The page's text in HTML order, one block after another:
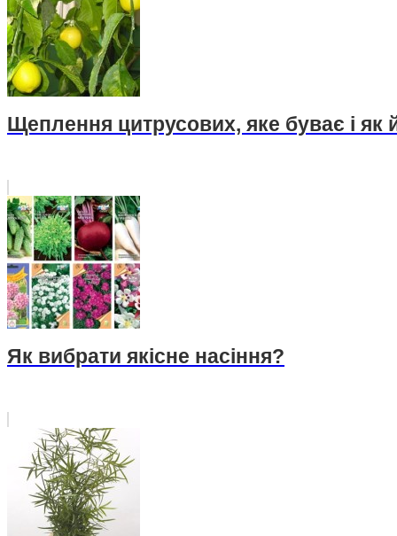
Щеплення цитрусових, яке буває і як
Як вибрати якісне насіння?